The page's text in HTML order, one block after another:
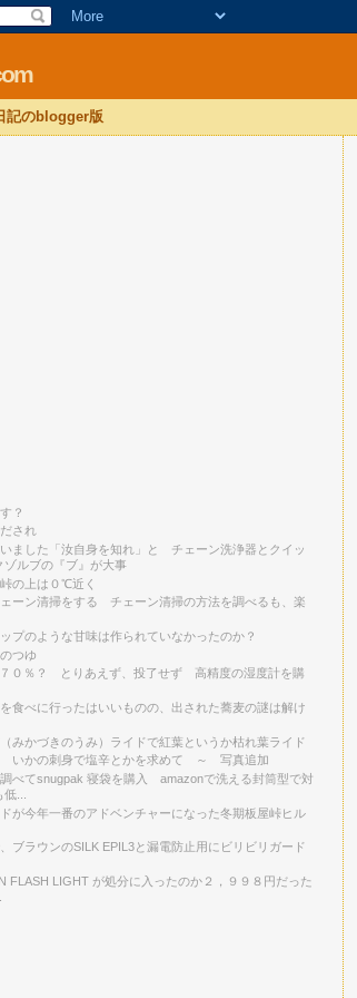
記のblogger版
？
され
ました「汝自身を知れ」と チェーン洗浄器とクイッ
ゾルブの『ブ』が大事
の上は０℃近く
ーン清掃をする チェーン清掃の方法を調べるも、楽
プのような甘味は作られていなかったのか？
つゆ
０％？ とりあえず、投了せず 高精度の湿度計を購
食べに行ったはいいものの、出された蕎麦の謎は解け
みかづきのうみ）ライドで紅葉というか枯れ葉ライド
かの刺身で塩辛とかを求めて ～ 写真追加
べてsnugpak 寝袋を購入 amazonで洗える封筒型で対
...
が今年一番のアドベンチャーになった冬期板屋峠ヒル
ブラウンのSILK EPIL3と漏電防止用にビリビリガード
FLASH LIGHT が処分に入ったのか２，９９８円だった